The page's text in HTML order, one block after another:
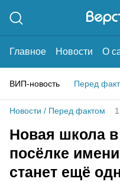
Главное Новости О
ВИП-новость Перед
Новости / Перед фактом
Новая школа в
посёлке
станет ещё